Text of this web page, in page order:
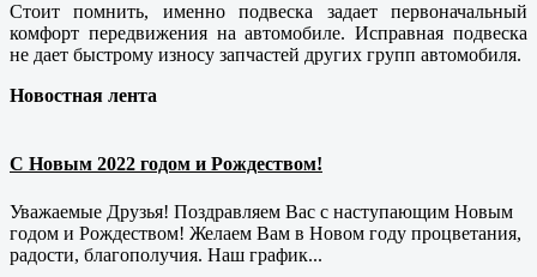
Стоит помнить, именно подвеска задает первоначальный
комфорт передвижения на автомобиле. Исправная подвеска
не дает быстрому износу запчастей других групп автомобиля.
Новостная лента
С Новым 2022 годом и Рождеством!
Уважаемые Друзья! Поздравляем Вас с наступающим Новым
годом и Рождеством! Желаем Вам в Новом году процветания,
радости, благополучия. Наш график...